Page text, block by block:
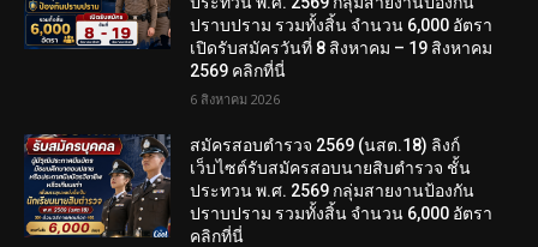
ปราบปราม รวมทั้งสิ้น จำนวน 6,000 อัตรา
เปิดรับสมัครวันที่ 8 สิงหาคม – 19 สิงหาคม
2569 คลิกที่นี่
6 สิงหาคม 2026
สมัครสอบตํารวจ 2569 (นสต.18) ลิงก์
เว็บไซต์รับสมัครสอบนายสิบตำรวจ ชั้น
ประทวน พ.ศ. 2569 กลุ่มสายงานป้องกัน
ปราบปราม รวมทั้งสิ้น จำนวน 6,000 อัตรา
คลิกที่นี่